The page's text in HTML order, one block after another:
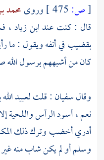
[ص: وروىمحمد
قال : كنت عندابن زياد،
بقضيب في أنفه ويقول : ما
كان من أشبههم برسول الله
وقالسفيان: قلتلعبيد
نعم ، أسود الرأس واللحية
أدري أخضب وترك ذلك
وسلم أو لم يكن شاب منه